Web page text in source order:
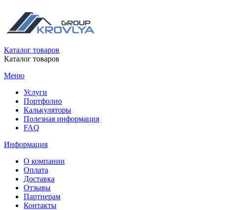
Каталог товаров
Каталог товаров
Меню
Услуги
Портфолио
Калькуляторы
Полезная информация
FAQ
Информация
О компании
Оплата
Доставка
Отзывы
Партнерам
Контакты